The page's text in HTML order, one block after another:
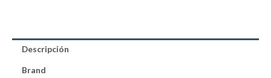
13.56Mhz
1-
10cm
Descripción
Brand